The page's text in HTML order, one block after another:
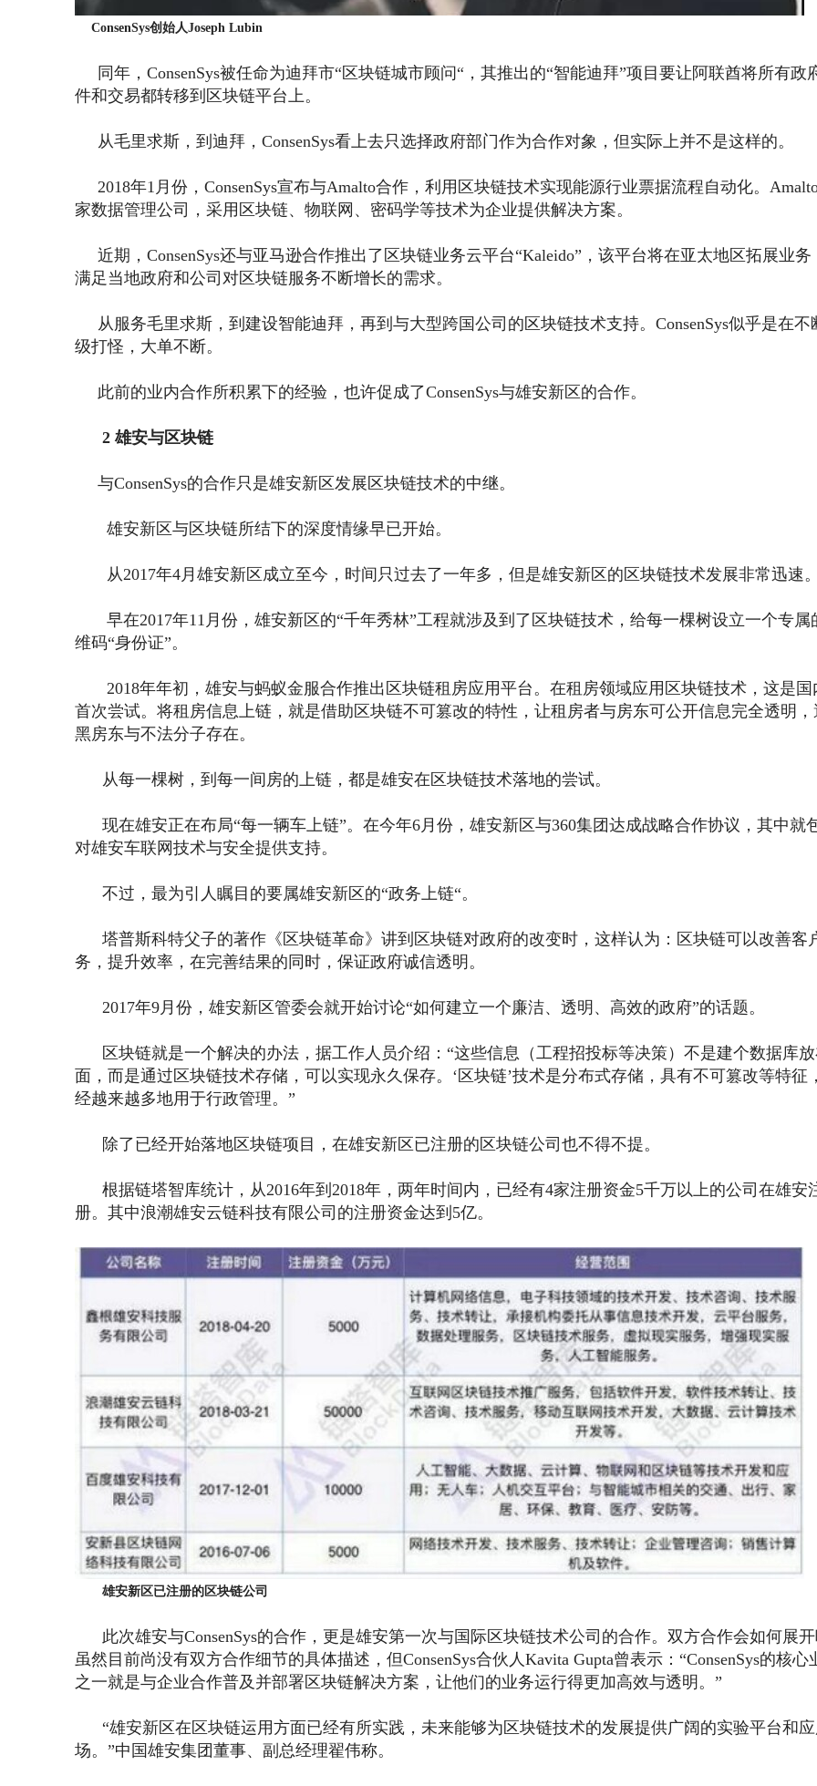
ConsenSys创始人Joseph Lubin
同年，ConsenSys被任命为迪拜市“区块链城市顾问“，其推出的“智能迪拜”项目要让阿联酋将所有政
件和交易都转移到区块链平台上。
从毛里求斯，到迪拜，ConsenSys看上去只选择政府部门作为合作对象，但实际上并不是这样的。
2018年1月份，ConsenSys宣布与Amalto合作，利用区块链技术实现能源行业票据流程自动化。
家数据管理公司，采用区块链、物联网、密码学等技术为企业提供解决方案。
近期，ConsenSys还与亚马逊合作推出了区块链业务云平台“Kaleido”，该平台将在亚太地区拓展业务
满足当地政府和公司对区块链服务不断增长的需求。
从服务毛里求斯，到建设智能迪拜，再到与大型跨国公司的区块链技术支持。ConsenSys似乎是在不
级打怪，大单不断。
此前的业内合作所积累下的经验，也许促成了ConsenSys与雄安新区的合作。
2 雄安与区块链
与ConsenSys的合作只是雄安新区发展区块链技术的中继。
雄安新区与区块链所结下的深度情缘早已开始。
从2017年4月雄安新区成立至今，时间只过去了一年多，但是雄安新区的区块链技术发展非常迅速。
早在2017年11月份，雄安新区的“千年秀林”工程就涉及到了区块链技术，给每一棵树设立一个专属
维码“身份证”。
2018年年初，雄安与蚂蚁金服合作推出区块链租房应用平台。在租房领域应用区块链技术，这是国
首次尝试。将租房信息上链，就是借助区块链不可篡改的特性，让租房者与房东可公开信息完全透明，
黑房东与不法分子存在。
从每一棵树，到每一间房的上链，都是雄安在区块链技术落地的尝试。
现在雄安正在布局“每一辆车上链”。在今年6月份，雄安新区与360集团达成战略合作协议，其中就
对雄安车联网技术与安全提供支持。
不过，最为引人瞩目的要属雄安新区的“政务上链“。
塔普斯科特父子的著作《区块链革命》讲到区块链对政府的改变时，这样认为：区块链可以改善客
务，提升效率，在完善结果的同时，保证政府诚信透明。
2017年9月份，雄安新区管委会就开始讨论“如何建立一个廉洁、透明、高效的政府”的话题。
区块链就是一个解决的办法，据工作人员介绍：“这些信息（工程招投标等决策）不是建个数据库放
面，而是通过区块链技术存储，可以实现永久保存。‘区块链’技术是分布式存储，具有不可篡改等特征
经越来越多地用于行政管理。”
除了已经开始落地区块链项目，在雄安新区已注册的区块链公司也不得不提。
根据链塔智库统计，从2016年到2018年，两年时间内，已经有4家注册资金5千万以上的公司在雄安
册。其中浪潮雄安云链科技有限公司的注册资金达到5亿。
雄安新区已注册的区块链公司
此次雄安与ConsenSys的合作，更是雄安第一次与国际区块链技术公司的合作。双方合作会如何展开
虽然目前尚没有双方合作细节的具体描述，但ConsenSys合伙人Kavita Gupta曾表示：“ConsenSys的核心
之一就是与企业合作普及并部署区块链解决方案，让他们的业务运行得更加高效与透明。”
“雄安新区在区块链运用方面已经有所实践，未来能够为区块链技术的发展提供广阔的实验平台和
场。”中国雄安集团董事、副总经理翟伟称。